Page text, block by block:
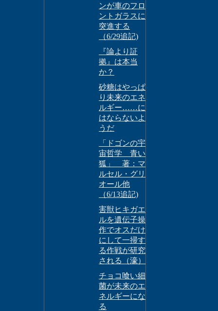
ンが車のフロ
ントガラスに
突進する
（6/29追記)
『論より証
拠』は本当
か？
砂糖はやっぱ
り未来のエネ
ルギー……に
はならないよ
うだ
「ドゴンの宇
宙哲学 青い
狐」 著：マ
ルセル・グリ
オール他
（6/13追記)
害獣ヒキガエ
ルを遺伝子操
作でオスだけ
にして一掃す
る作戦が研究
される（濠）
チョコ喰い細
菌が未来のエ
ネルギーにな
る